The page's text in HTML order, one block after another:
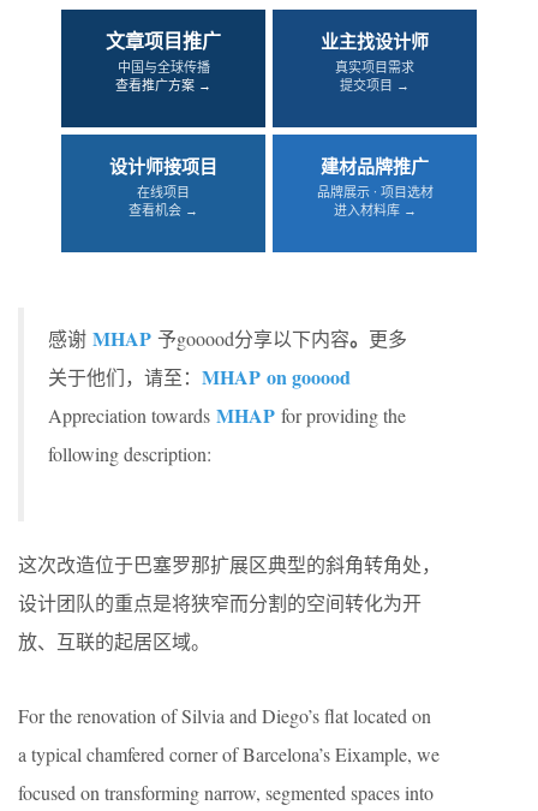
文章项目推广
中国与全球传播
查看推广方案 →
业主找设计师
真实项目需求
提交项目 →
设计师接项目
在线项目
查看机会 →
建材品牌推广
品牌展示 · 项目选材
进入材料库 →
感谢 MHAP 予gooood分享以下内容。 更多
关于他们，请至： MHAP on gooood
Appreciation towards MHAP for providing the
following description:
这次改造位于巴塞罗那扩展区典型的斜角转角处，
设计团队的重点是将狭窄而分割的空间转化为开
放、互联的起居区域。
For the renovation of Silvia and Diego’s flat located on
a typical chamfered corner of Barcelona’s Eixample, we
focused on transforming narrow, segmented spaces into